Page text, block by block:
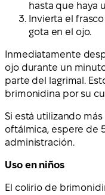
hasta que haya
Invierta el
gota en el ojo.
Inmediatamente
ojo durante un
parte del lagrimal.
brimonidina por su
Si está utilizando
oftálmica, espere de
administración.
Uso en niños
El colirio de